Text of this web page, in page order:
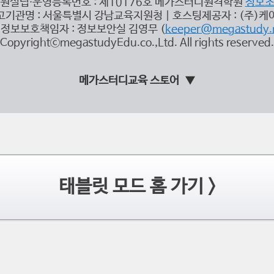
설립∙운영등록번호 : 제10176호 메가스터디원격학원 정보
기관명 : 서울특별시 강남교육지원청 | 호스팅제공자 : (주)케
보보호책임자 : 정보보안실 김영무 (
CopyrightⓒmegastudyEdu.co.,Ltd. All rights reserved.
메가스터디교육 스토어
태블릿 모드 홈 가기 >